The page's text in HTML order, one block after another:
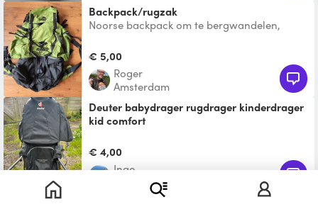
Backpack/rugzak
Noorse backpack om te bergwandelen,
vakantie wandelen
€ 5,00
Roger
Amsterdam
Deuter babydrager rugdrager kinderdrager
kid comfort
beschikbaar na 20 juli
€ 4,00
Inge
Backpack dames 30l